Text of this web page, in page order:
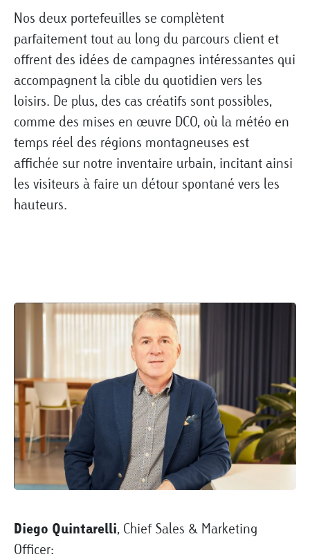
Nos deux portefeuilles se complètent
parfaitement tout au long du parcours client et
offrent des idées de campagnes intéressantes qui
accompagnent la cible du quotidien vers les
loisirs. De plus, des cas créatifs sont possibles,
comme des mises en œuvre DCO, où la météo en
temps réel des régions montagneuses est
affichée sur notre inventaire urbain, incitant ainsi
les visiteurs à faire un détour spontané vers les
hauteurs.
Diego Quintarelli, Chief Sales & Marketing
Officer: